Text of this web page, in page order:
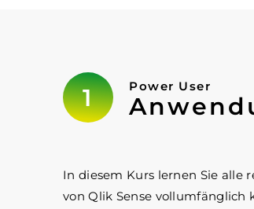
Power User
In diesem Kurs lernen Sie alle
von Qlik Sense vollumfänglich